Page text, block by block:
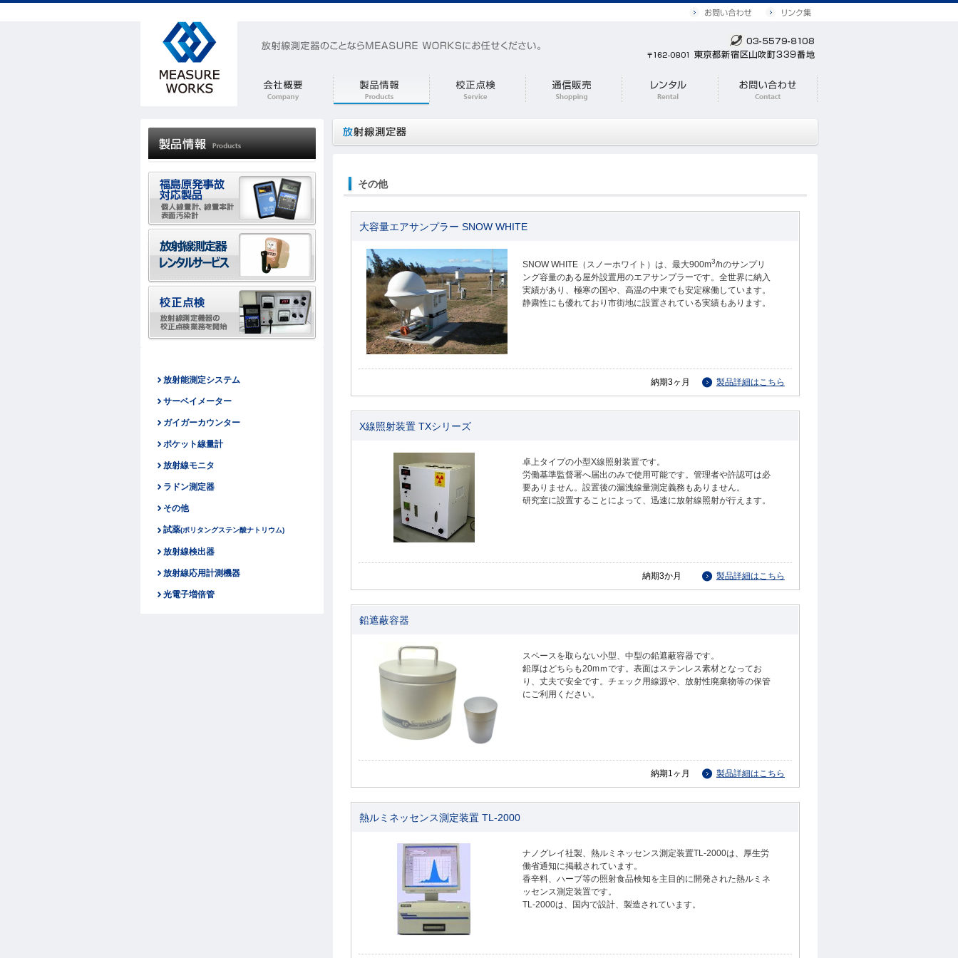
放射能測定システム
サーベイメーター
ガイガーカウンター
ポケット線量計
放射線モニタ
ラドン測定器
その他
試薬(ポリタングステン酸ナトリウム)
放射線検出器
放射線応用計測機器
光電子増倍管
その他
大容量エアサンプラー SNOW WHITE
SNOW WHITE（スノーホワイト）は、最大900m3/hのサンプリ
ング容量のある屋外設置用のエアサンプラーです。全世界に納入
実績があり、極寒の国や、高温の中東でも安定稼働しています。
静粛性にも優れており市街地に設置されている実績もあります。
納期3ヶ月 製品詳細はこちら
X線照射装置 TXシリーズ
卓上タイプの小型X線照射装置です。
労働基準監督署へ届出のみで使用可能です。管理者や許認可は必
要ありません。設置後の漏洩線量測定義務もありません。
研究室に設置することによって、迅速に放射線照射が行えます。
納期3か月 製品詳細はこちら
鉛遮蔽容器
スペースを取らない小型、中型の鉛遮蔽容器です。
鉛厚はどちらも20mｍです。表面はステンレス素材となってお
り、丈夫で安全です。チェック用線源や、放射性廃棄物等の保管
にご利用ください。
納期1ヶ月 製品詳細はこちら
熱ルミネッセンス測定装置 TL-2000
ナノグレイ社製、熱ルミネッセンス測定装置TL-2000は、厚生労
働省通知に掲載されています。
香辛料、ハーブ等の照射食品検知を主目的に開発された熱ルミネ
ッセンス測定装置です。
TL-2000は、国内で設計、製造されています。